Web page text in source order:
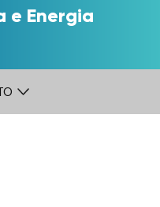
e Energia